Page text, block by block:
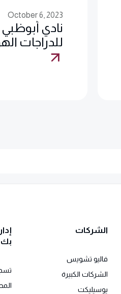
October 6, 2023
فعاليات
مجلس
الرياضي،
الشركات
فاليو تشويس
الشركات الكبيرة
يوسيليكت
بك